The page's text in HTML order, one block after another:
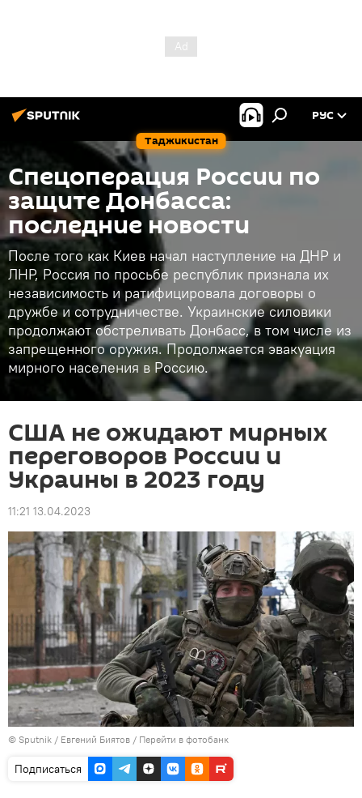
Таджикистан
РУС
Спецоперация России по
защите Донбасса:
последние новости
После того как Киев начал наступление на ДНР и
ЛНР, Россия по просьбе республик признала их
независимость и ратифицировала договоры о
дружбе и сотрудничестве. Украинские силовики
продолжают обстреливать Донбасс, в том числе из
запрещенного оружия. Продолжается эвакуация
мирного населения в Россию.
США не ожидают мирных
переговоров России и
Украины в 2023 году
11:21 13.04.2023
© Sputnik / Евгений Биятов / Перейти в фотобанк
Подписаться